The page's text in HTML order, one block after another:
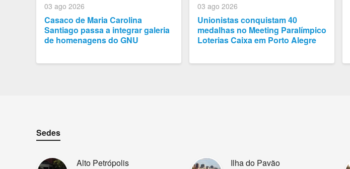
03 ago 2026
Casaco de Maria Carolina
Santiago passa a integrar galeria
de homenagens do GNU
03 ago 2026
Unionistas conquistam 40
medalhas no Meeting Paralímpico
Loterias Caixa em Porto Alegre
Sedes
Alto Petrópolis Ilha do Pavão